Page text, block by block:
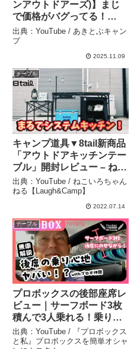
ンアウトドアーズ)】まじ
で価格がバグってる！
2025年新作キャンプギア8
選を徹底レビュー！ – あき
出典：YouTube / あきとぶキャン
プ
2025.11.09
テーブル
キャンプ道具▼8tail新商品
「アウトドアキッチンテー
ブル」開封レビュー – ねこ
いろちゃんねる
【Laugh&Camp】
出典：YouTube / ねこいろちゃん
ねる【Laugh&Camp】
2022.07.14
テーブル
プロボックスの後部座席レ
ビュー｜サーフボード3枚
積んで3人乗れる！乗り心
地を徹底解説 – 『プロボッ
クスと私』プロボックスを
出典：YouTube / 『プロボックス
と私』プロボックスを簡単オシャ